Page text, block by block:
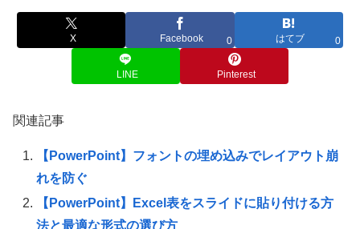
X Facebook 0 はてブ 0
LINE Pinterest
関連記事
【PowerPoint】フォントの埋め込みでレイアウト崩
れを防ぐ
【PowerPoint】Excel表をスライドに貼り付ける方
法と最適な形式の選び方